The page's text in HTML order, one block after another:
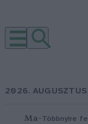
2026.
Ma–Többnyire